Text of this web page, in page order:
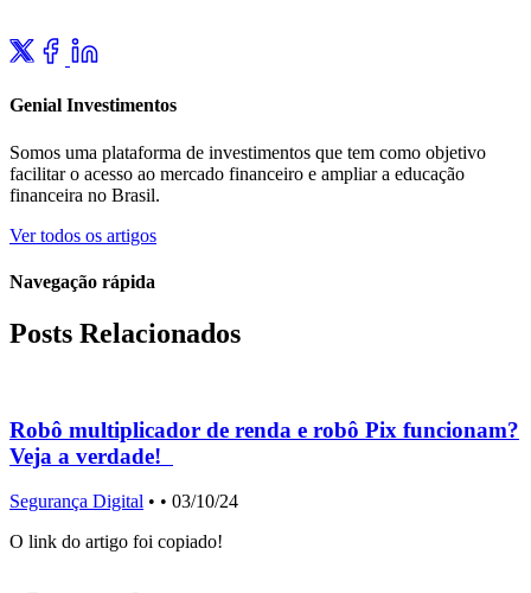
Genial Investimentos
Somos uma plataforma de investimentos que tem como objetivo
facilitar o acesso ao mercado financeiro e ampliar a educação
financeira no Brasil.
Ver todos os artigos
Navegação rápida
Posts Relacionados
Robô multiplicador de renda e robô Pix funcionam?
Veja a verdade!
Segurança Digital • • 03/10/24
O link do artigo foi copiado!